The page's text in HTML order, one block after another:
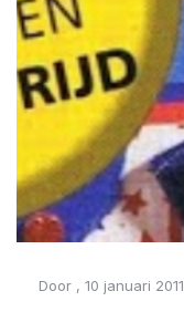
Door , 10 januari 2011